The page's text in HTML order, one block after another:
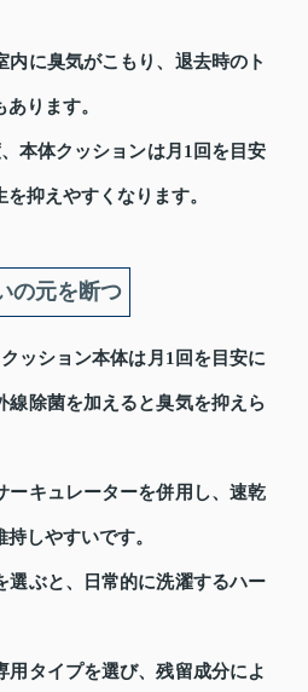
内に臭気がこもり、退去時のト
ります。
本体クッションは月1回を目安
抑えやすくなります。
の元を断つ
ッション本体は月1回を目安に
線除菌を加えると臭気を抑えら
ーキュレーターを併用し、速乾
しやすいです。
選ぶと、日常的に洗濯するハー
用タイプを選び、残留成分によ